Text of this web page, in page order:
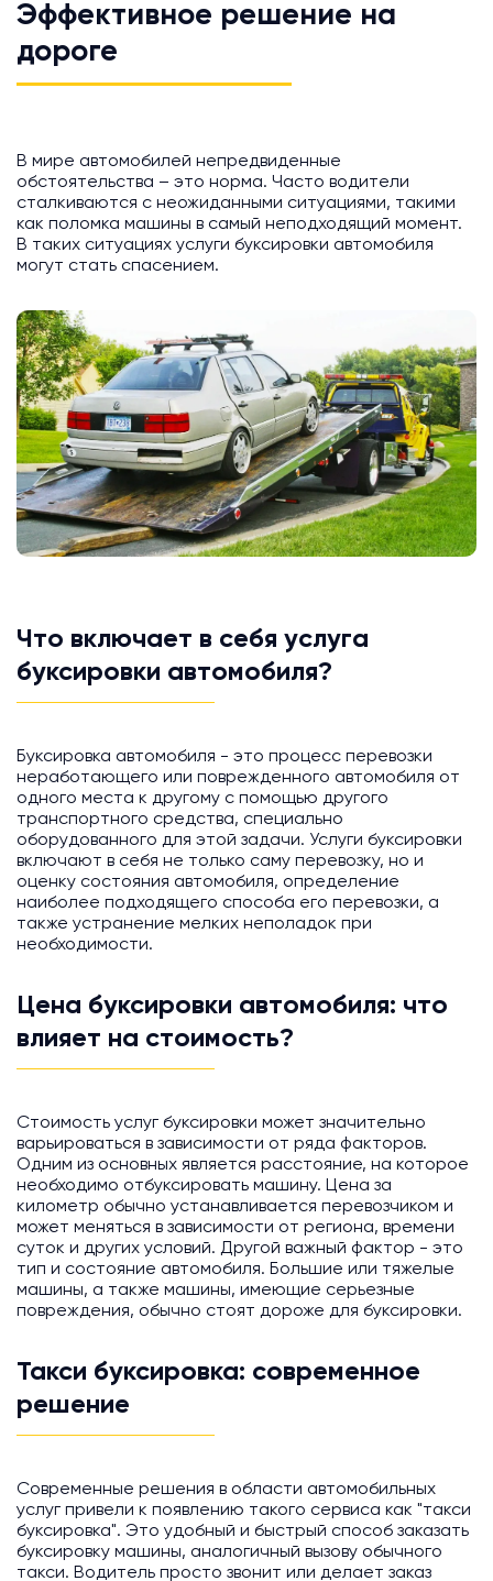
Эффективное решение на
дороге
В мире автомобилей непредвиденные
обстоятельства – это норма. Часто водители
сталкиваются с неожиданными ситуациями, такими
как поломка машины в самый неподходящий момент.
В таких ситуациях услуги буксировки автомобиля
могут стать спасением.
Что включает в себя услуга
буксировки автомобиля?
Буксировка автомобиля - это процесс перевозки
неработающего или поврежденного автомобиля от
одного места к другому с помощью другого
транспортного средства, специально
оборудованного для этой задачи. Услуги буксировки
включают в себя не только саму перевозку, но и
оценку состояния автомобиля, определение
наиболее подходящего способа его перевозки, а
также устранение мелких неполадок при
необходимости.
Цена буксировки автомобиля: что
влияет на стоимость?
Стоимость услуг буксировки может значительно
варьироваться в зависимости от ряда факторов.
Одним из основных является расстояние, на которое
необходимо отбуксировать машину. Цена за
километр обычно устанавливается перевозчиком и
может меняться в зависимости от региона, времени
суток и других условий. Другой важный фактор - это
тип и состояние автомобиля. Большие или тяжелые
машины, а также машины, имеющие серьезные
повреждения, обычно стоят дороже для буксировки.
Такси буксировка: современное
решение
Современные решения в области автомобильных
услуг привели к появлению такого сервиса как "такси
буксировка". Это удобный и быстрый способ заказать
буксировку машины, аналогичный вызову обычного
такси. Водитель просто звонит или делает заказ